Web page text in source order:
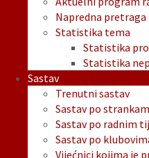
Napredna
Statistika tema
Statistika
Statistika
Sastav
Trenutni sastav
Sastav po
Sastav po radnim
Sastav po
Vijećnici kojima je